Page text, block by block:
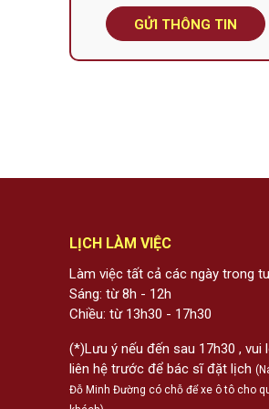
GỬI THÔNG TIN
LỊCH LÀM VIỆC
Làm việc tất cả các ngày trong
Sáng: từ 8h - 12h
Chiều: từ 13h30 - 17h30
(*)Lưu ý nếu đến sau 17h30 , vui
liên hệ trước để bác sĩ đặt lịch
Đỗ Minh Đường có chỗ để xe ô tô cho